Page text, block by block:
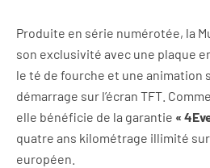
Produite en série numérotée, la
son exclusivité avec une plaque
le té de fourche et une animation
démarrage sur l’écran TFT.
elle bénéficie de la garantie «
quatre ans kilométrage illimité
européen.